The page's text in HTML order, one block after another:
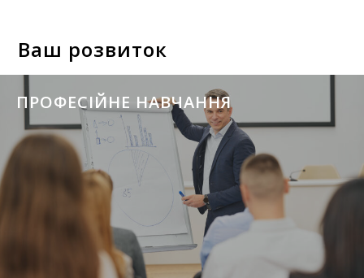
Ваш розвиток
ПРОФЕСІЙНЕ НАВЧАННЯ